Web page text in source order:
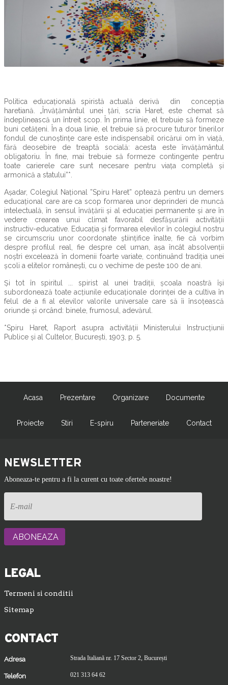
Politica educațională spiristă actuală derivă din concepția
haretiană. „Învăţământul unei ţări, scria Haret, este chemat să
îndeplinească un întreit scop. În prima linie, el trebuie să formeze
buni cetăţeni. În a doua linie, el trebuie să procure tuturor tinerilor
fondul de cunoştinţe care este indispensabil oricărui om în viaţă,
fără deosebire de treaptă socială: acesta este învăţământul
obligatoriu. În fine, mai trebuie să formeze contingente pentru
toate carierele care sunt necesare pentru viaţa completă şi
armonică a statului”*.
Așadar, Colegiul Național ”Spiru Haret” optează pentru un demers
educațional care are ca scop formarea unor deprinderi de muncă
intelectuală, în sensul învățării și al educației permanente și are în
vedere crearea unui climat favorabil desfășurării activității
instructiv-educative. Educația și formarea elevilor în colegiul nostru
se circumscriu unor coordonate științifice înalte, fie că vorbim
despre profilul real, fie despre cel uman, așa încât absolvenții
noștri excelează în domenii foarte variate, continuând tradiția unei
școli a elitelor românești, cu o vechime de peste 100 de ani.
Și tot în spiritul ... spirist al unei tradiții, școala noastră își
subordonează toate acțiunile educaționale dorinței de a cultiva în
felul de a fi al elevilor valorile universale care să îi însoțească
oriunde și orcând: binele, frumosul, adevărul.
*Spiru Haret, Raport asupra activităţii Ministerului Instrucţiunii
Publice şi al Cultelor, Bucureşti, 1903, p. 5.
Acasa Prezentare Organizare Documente
Proiecte Stiri E-spiru Parteneriate Contact
NEWSLETTER
Aboneaza-te pentru a fi la curent cu toate ofertele noastre!
LEGAL
Termeni si conditii
Sitemap
CONTACT
Adresa Strada Italiană nr. 17 Sector 2, București
Telefon 021 313 64 62